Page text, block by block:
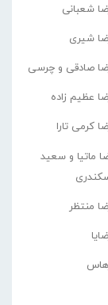
شعبانی
شیری
صادقی و چرسی
عظیم زاده
کرمی تارا
ماتیا و سعید
منتظر